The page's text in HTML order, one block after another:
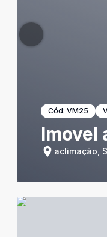
Cód: VM25
Imovel
aclimação,